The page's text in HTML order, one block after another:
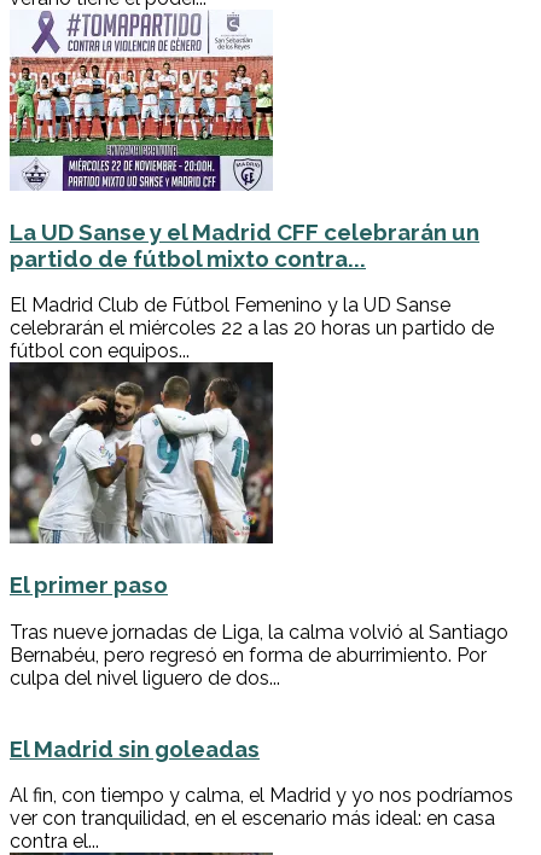
La UD Sanse y el Madrid CFF celebrarán un
partido de fútbol mixto contra...
El Madrid Club de Fútbol Femenino y la UD Sanse
celebrarán el miércoles 22 a las 20 horas un partido de
fútbol con equipos...
El primer paso
Tras nueve jornadas de Liga, la calma volvió al Santiago
Bernabéu, pero regresó en forma de aburrimiento. Por
culpa del nivel liguero de dos...
El Madrid sin goleadas
Al fin, con tiempo y calma, el Madrid y yo nos podríamos
ver con tranquilidad, en el escenario más ideal: en casa
contra el...